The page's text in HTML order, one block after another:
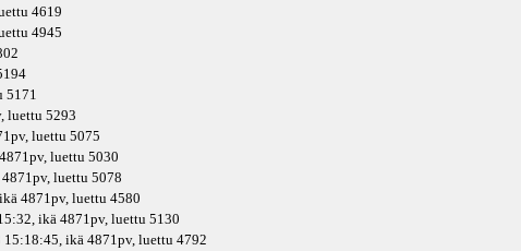
4619
4945
5171
, luettu 5293
, luettu 5075
4871pv, luettu 5030
4871pv, luettu 5078
4871pv, luettu 4580
ikä 4871pv, luettu 5130
15:18:45, ikä 4871pv, luettu 4792